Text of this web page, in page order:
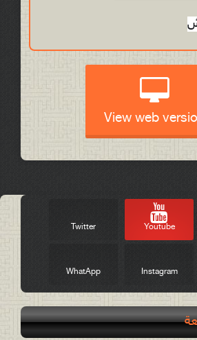
View web
Youtube
Twitter
Instagram
WhatApp